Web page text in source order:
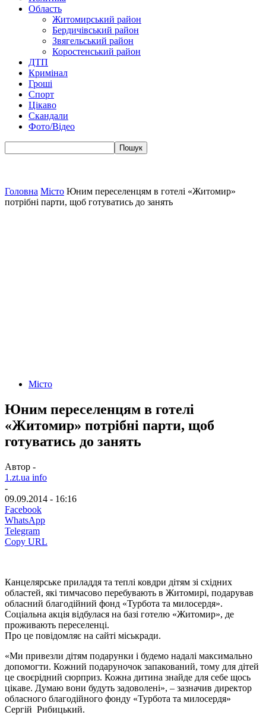
Область
Житомирський район
Бердичівський район
Звягельський район
Коростенський район
ДТП
Кримінал
Гроші
Спорт
Цікаво
Скандали
Фото/Відео
Головна Місто Юним переселенцям в готелі «Житомир»
потрібні парти, щоб готуватись до занять
Місто
Юним переселенцям в готелі
«Житомир» потрібні парти, щоб
готуватись до занять
Автор -
1.zt.ua info
-
09.09.2014 - 16:16
Facebook
WhatsApp
Telegram
Copy URL
Канцелярське приладдя та теплі ковдри дітям зі східних
областей, які тимчасово перебувають в Житомирі, подарував
обласний благодійний фонд «Турбота та милосердя».
Соціальна акція відбулася на базі готелю «Житомир», де
проживають переселенці.
Про це повідомляє на сайті міськради.
«Ми привезли дітям подарунки і будемо надалі максимально
допомогти. Кожний подаруночок запакований, тому для дітей
це своєрідний сюрприз. Кожна дитина знайде для себе щось
цікаве. Думаю вони будуть задоволені», – зазначив директор
обласного благодійного фонду «Турбота та милосердя»
Сергій Рибицький.